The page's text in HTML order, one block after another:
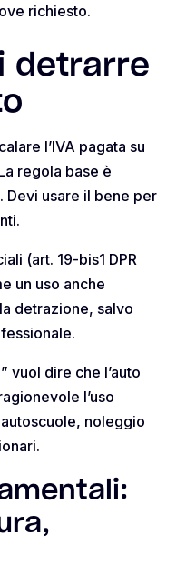
richiesto.
detrarre
l’IVA pagata su
regola base è
Devi usare il bene per
(art. 19-bis1 DPR
un uso anche
detrazione, salvo
vuol dire che l’auto
l’uso
noleggio